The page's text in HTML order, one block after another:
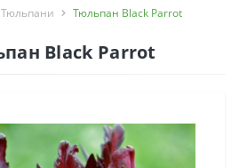
Тюльпани Тюльпан Black Parrot
Black Parrot